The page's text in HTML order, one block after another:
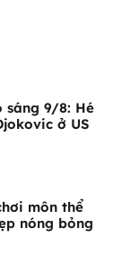
sáng 9/8: Hé
ở US
môn thể
nóng bỏng